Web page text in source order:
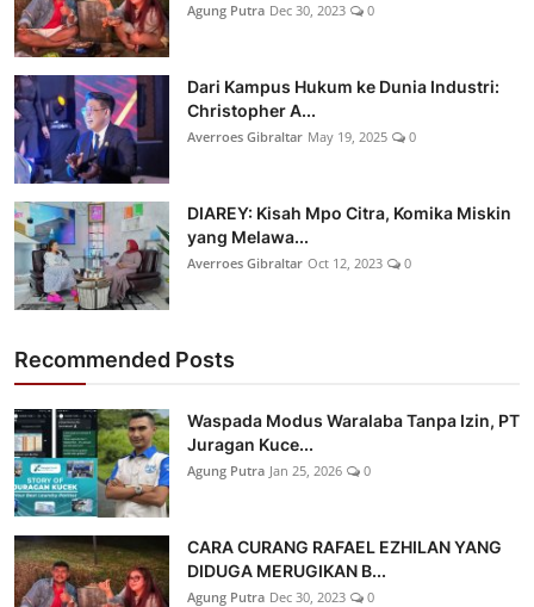
Agung Putra Dec 30, 2023 0
Dari Kampus Hukum ke Dunia Industri:
Christopher A...
Averroes Gibraltar May 19, 2025 0
DIAREY: Kisah Mpo Citra, Komika Miskin
yang Melawa...
Averroes Gibraltar Oct 12, 2023 0
Recommended Posts
Waspada Modus Waralaba Tanpa Izin, PT
Juragan Kuce...
Agung Putra Jan 25, 2026 0
CARA CURANG RAFAEL EZHILAN YANG
DIDUGA MERUGIKAN B...
Agung Putra Dec 30, 2023 0